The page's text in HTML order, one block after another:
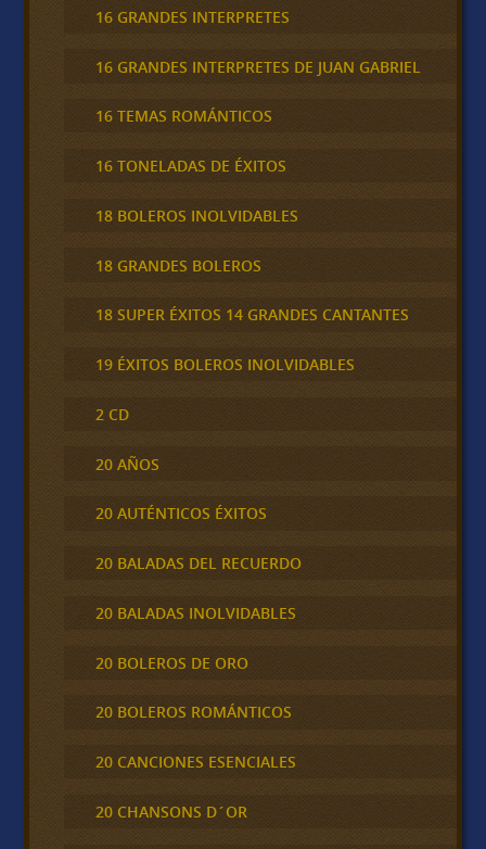
16 GRANDES INTERPRETES
16 GRANDES INTERPRETES DE JUAN GABRIEL
16 TEMAS ROMÁNTICOS
16 TONELADAS DE ÉXITOS
18 BOLEROS INOLVIDABLES
18 GRANDES BOLEROS
18 SUPER ÉXITOS 14 GRANDES CANTANTES
19 ÉXITOS BOLEROS INOLVIDABLES
2 CD
20 AÑOS
20 AUTÉNTICOS ÉXITOS
20 BALADAS DEL RECUERDO
20 BALADAS INOLVIDABLES
20 BOLEROS DE ORO
20 BOLEROS ROMÁNTICOS
20 CANCIONES ESENCIALES
20 CHANSONS D´OR